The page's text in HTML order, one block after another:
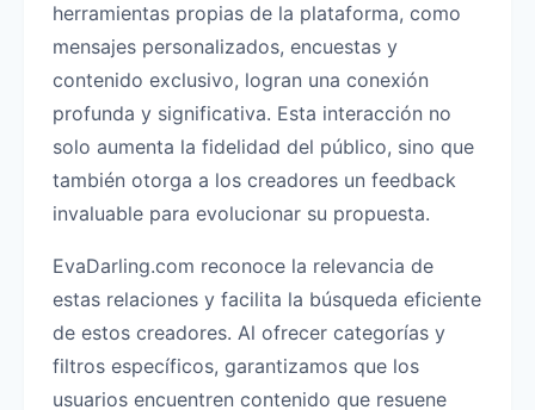
herramientas propias de la plataforma, como
mensajes personalizados, encuestas y
contenido exclusivo, logran una conexión
profunda y significativa. Esta interacción no
solo aumenta la fidelidad del público, sino que
también otorga a los creadores un feedback
invaluable para evolucionar su propuesta.
EvaDarling.com reconoce la relevancia de
estas relaciones y facilita la búsqueda eficiente
de estos creadores. Al ofrecer categorías y
filtros específicos, garantizamos que los
usuarios encuentren contenido que resuene